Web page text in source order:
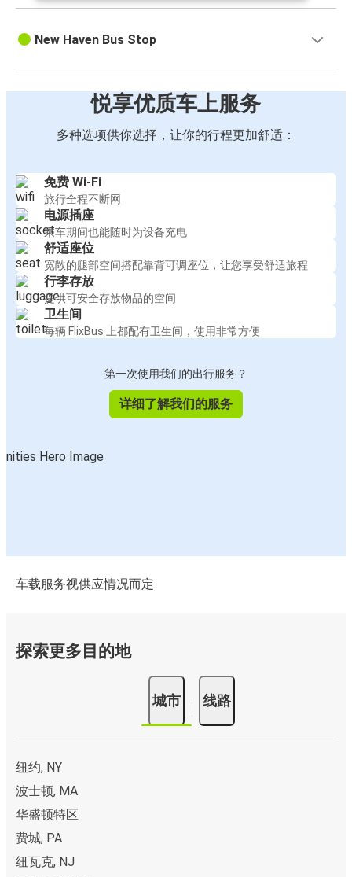
New Haven Bus Stop
悦享优质车上服务
多种选项供你选择，让你的行程更加舒适：
免费 Wi-Fi
旅行全程不断网
电源插座
乘车期间也能随时为设备充电
舒适座位
宽敞的腿部空间搭配靠背可调座位，让您享受舒适旅程
行李存放
提供可安全存放物品的空间
卫生间
每辆 FlixBus 上都配有卫生间，使用非常方便
第一次使用我们的出行服务？
详细了解我们的服务
车载服务视供应情况而定
探索更多目的地
城市 线路
纽约, NY
波士顿, MA
华盛顿特区
费城, PA
纽瓦克, NJ